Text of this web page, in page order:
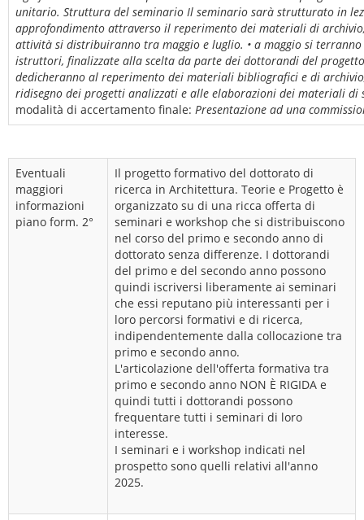
unitario. Struttura del seminario Il seminario sarà strutturato in
approfondimento attraverso il reperimento dei materiali di
attività si distribuiranno tra maggio e luglio. • a maggio si
istruttori, finalizzate alla scelta da parte dei dottorandi del
dedicheranno al reperimento dei materiali bibliografici e di
ridisegno dei progetti analizzati e alle elaborazioni dei materiali di
modalità di accertamento finale: Presentazione ad una
Eventuali
maggiori
informazioni
piano form. 2°
Il progetto formativo del dottorato di
ricerca in Architettura. Teorie e Progetto è
organizzato su di una ricca offerta di
seminari e workshop che si distribuiscono
nel corso del primo e secondo anno di
dottorato senza differenze. I dottorandi
del primo e del secondo anno possono
quindi iscriversi liberamente ai seminari
che essi reputano più interessanti per i
loro percorsi formativi e di ricerca,
indipendentemente dalla collocazione tra
primo e secondo anno.
L'articolazione dell'offerta formativa tra
primo e secondo anno NON È RIGIDA e
quindi tutti i dottorandi possono
frequentare tutti i seminari di loro
interesse.
I seminari e i workshop indicati nel
prospetto sono quelli relativi all'anno
2025.